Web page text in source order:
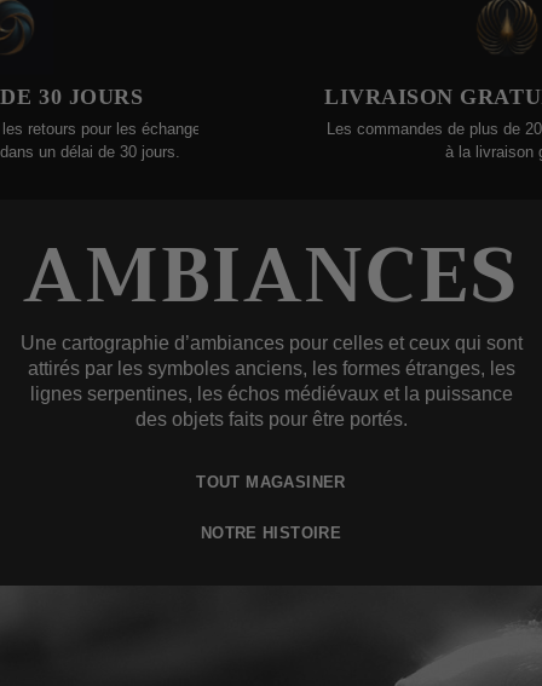
ou
LIVRAISON GRATUITE -
Les commandes de plus de 200 $ sont admissibles
à la livraison gratuite !
AMBIANCES
Une cartographie d’ambiances pour celles et ceux qui sont
attirés par les symboles anciens, les formes étranges, les
lignes serpentines, les échos médiévaux et la puissance
des objets faits pour être portés.
TOUT MAGASINER
NOTRE HISTOIRE